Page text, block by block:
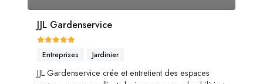
JJL Gardenservice
Entreprises Jardinier
JJL Gardenservice crée et entretient des espaces